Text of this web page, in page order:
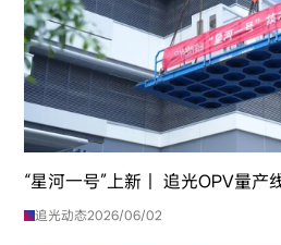
“星河一号”上新｜ 追光OPV量产
追光动态2026/06/02